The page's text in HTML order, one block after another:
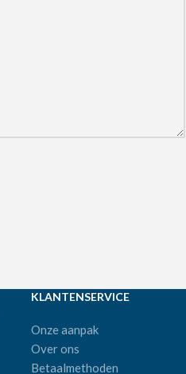
KLANTENSERVICE
Onze aanpak
Over ons
Betaalmethoden